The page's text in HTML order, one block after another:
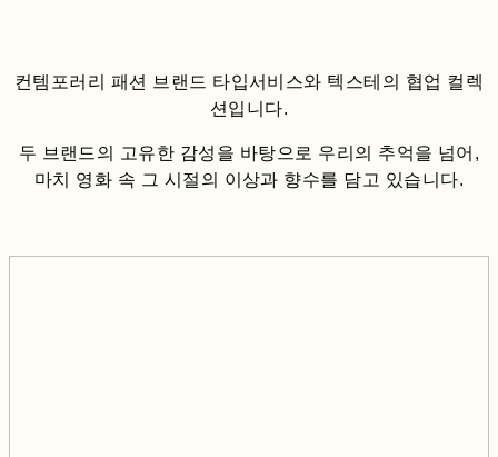
컨템포러리 패션 브랜드 타입서비스와 텍스테의 협업 컬렉
션입니다.
두 브랜드의 고유한 감성을 바탕으로 우리의 추억을 넘어,
마치 영화 속 그 시절의 이상과 향수를 담고 있습니다.